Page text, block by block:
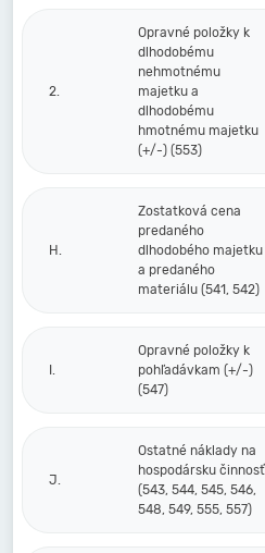
2.
Opravné položky k
dlhodobému
nehmotnému
majetku a
dlhodobému
hmotnému majetku
(+/-) (553)
H.
Zostatková cena
predaného
dlhodobého majetku
a predaného
materiálu (541, 542)
I.
Opravné položky k
pohľadávkam (+/-)
(547)
J.
Ostatné náklady na
hospodársku činnosť
(543, 544, 545, 546,
548, 549, 555, 557)